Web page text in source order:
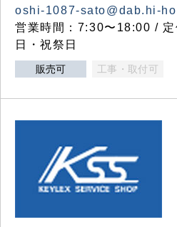
oshi-1087-sato@dab.hi-
営業時間：7:30〜18:00 / 定
日・祝祭日
販売可 工事・取付可